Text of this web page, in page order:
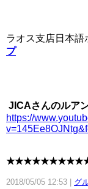
ラオス支店日本
プ
JICAさんのルア
https://
2018/05/05 12:53 グ